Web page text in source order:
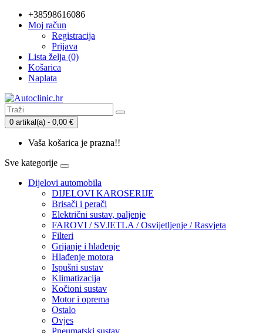
+38598616086
Moj račun
Registracija
Prijava
Lista želja (0)
Košarica
Naplata
0 artikal(a) - 0,00 €
Vaša košarica je prazna!!
Sve kategorije
Dijelovi automobila
DIJELOVI KAROSERIJE
Brisači i perači
Električni sustav, paljenje
FAROVI / SVJETLA / Osvijetljenje / Rasvjeta
Filteri
Grijanje i hlađenje
Hlađenje motora
Ispušni sustav
Klimatizacija
Kočioni sustav
Motor i oprema
Ostalo
Ovjes
Pneumatski sustav